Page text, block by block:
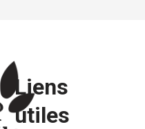
Liens
utiles